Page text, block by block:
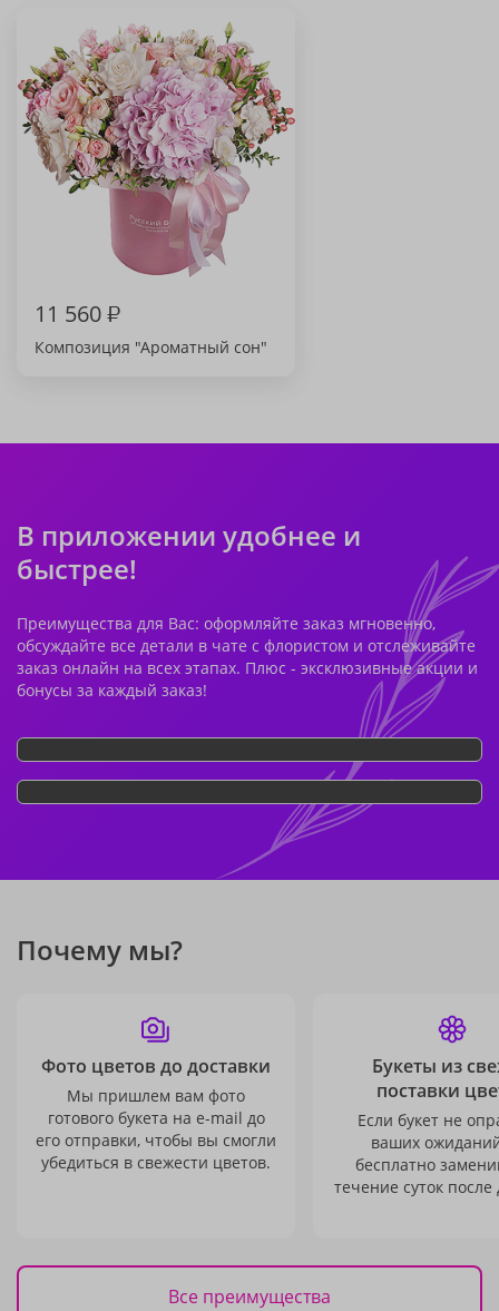
11 560₽
Композиция "Ароматный сон"
В приложении удобнее и
быстрее!
Преимущества для Вас: оформляйте заказ мгновенно,
обсуждайте все детали в чате с флористом и отслеживайте
заказ онлайн на всех этапах. Плюс - эксклюзивные акции и
бонусы за каждый заказ!
Почему мы?
Фото цветов до доставки
Мы пришлем вам фото
готового букета на e-mail до
его отправки, чтобы вы смогли
убедиться в свежести цветов.
Букеты из
поставки
Если букет не
ваших
бесплатно
течение суток после
Все преимущества